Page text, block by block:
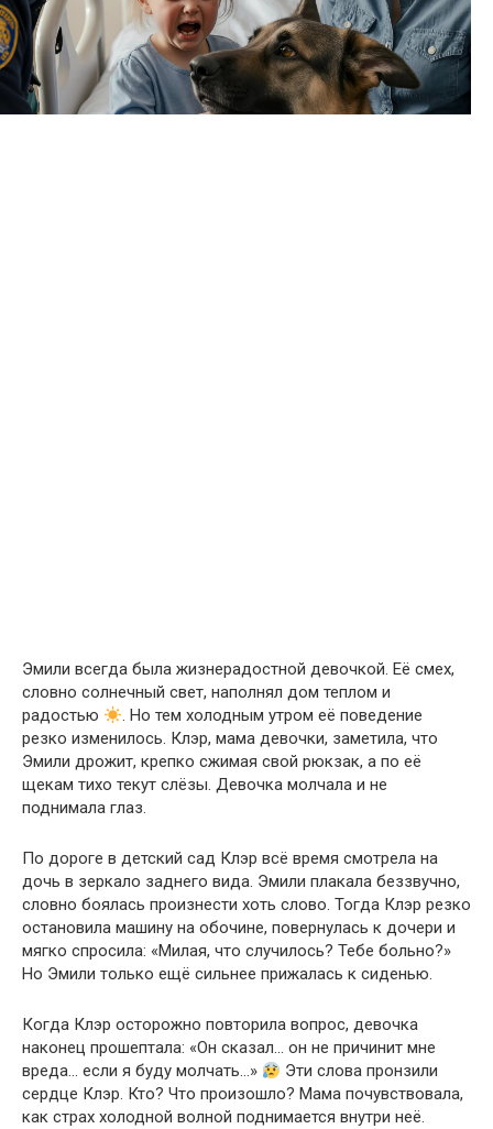
Эмили всегда была жизнерадостной девочкой. Её смех,
словно солнечный свет, наполнял дом теплом и
радостью
. Но тем холодным утром её поведение
резко изменилось. Клэр, мама девочки, заметила, что
Эмили дрожит, крепко сжимая свой рюкзак, а по её
щекам тихо текут слёзы. Девочка молчала и не
поднимала глаз.
По дороге в детский сад Клэр всё время смотрела на
дочь в зеркало заднего вида. Эмили плакала беззвучно,
словно боялась произнести хоть слово. Тогда Клэр резко
остановила машину на обочине, повернулась к дочери и
мягко спросила: «Милая, что случилось? Тебе больно?»
Но Эмили только ещё сильнее прижалась к сиденью.
Когда Клэр осторожно повторила вопрос, девочка
наконец прошептала: «Он сказал… он не причинит мне
вреда… если я буду молчать…»
Эти слова пронзили
сердце Клэр. Кто? Что произошло? Мама почувствовала,
как страх холодной волной поднимается внутри неё.